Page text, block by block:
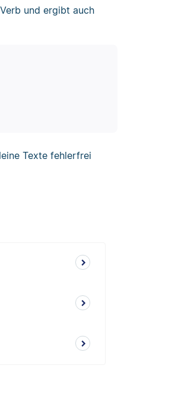
und ergibt auch
Texte fehlerfrei